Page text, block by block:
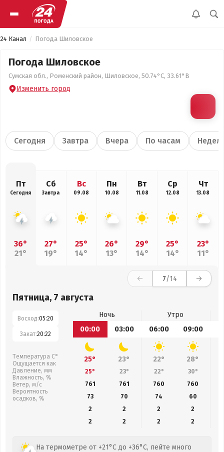
24 Канал Погода Шиловское
Погода Шиловское
Сумская обл., Роменский район, Шиловское, 50.74°С, 33.61°В
Изменить город
Сегодня Завтра Вчера По часам
Пт
Сегодня
36°
21°
Сб
Завтра
27°
19°
Вс
09.08
25°
14°
Пн
10.08
26°
13°
Вт
11.08
29°
14°
Ср
12.08
25°
14°
Чт
13.08
23°
11°
7/14
Пятница, 7 августа
Восход:05:20
Закат:20:22
Температура С°
Ощущается как
Давление, мм
Влажность, %
Ветер, м/с
Вероятность
осадков, %
Ночь
Утро
00:00
03:00 06:00 09:00
25° 23° 22° 28°
25° 23° 22° 30°
761
761 760 760
73
70 74 60
2
2 2
2
2
2 2 2
На термометре от +21°C до +36°C, пейте много